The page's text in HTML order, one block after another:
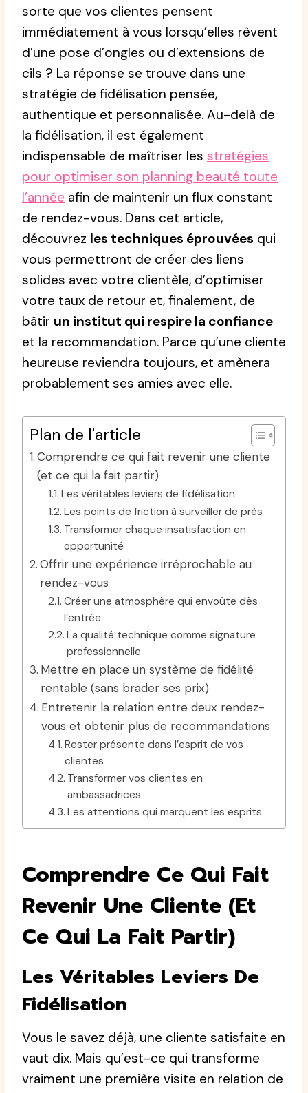
sorte que vos clientes pensent
immédiatement à vous lorsqu’elles rêvent
d’une pose d’ongles ou d’extensions de
cils ? La réponse se trouve dans une
stratégie de fidélisation pensée,
authentique et personnalisée. Au-delà de
la fidélisation, il est également
indispensable de maîtriser les stratégies
pour optimiser son planning beauté toute
l’année afin de maintenir un flux constant
de rendez-vous. Dans cet article,
découvrez les techniques éprouvées qui
vous permettront de créer des liens
solides avec votre clientèle, d’optimiser
votre taux de retour et, finalement, de
bâtir un institut qui respire la confiance
et la recommandation. Parce qu’une cliente
heureuse reviendra toujours, et amènera
probablement ses amies avec elle.
Plan de l'article
Comprendre ce qui fait revenir une cliente
(et ce qui la fait partir)
Les véritables leviers de fidélisation
Les points de friction à surveiller de près
Transformer chaque insatisfaction en
opportunité
Offrir une expérience irréprochable au
rendez-vous
Créer une atmosphère qui envoûte dès
l’entrée
La qualité technique comme signature
professionnelle
Mettre en place un système de fidélité
rentable (sans brader ses prix)
Entretenir la relation entre deux rendez-
vous et obtenir plus de recommandations
Rester présente dans l’esprit de vos
clientes
Transformer vos clientes en
ambassadrices
Les attentions qui marquent les esprits
Comprendre Ce Qui Fait
Revenir Une Cliente (et
Ce Qui La Fait Partir)
Les Véritables Leviers De
Fidélisation
Vous le savez déjà, une cliente satisfaite en
vaut dix. Mais qu’est-ce qui transforme
vraiment une première visite en relation de